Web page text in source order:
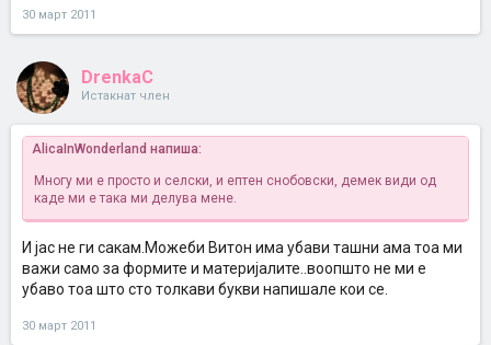
30 март 2011
DrenkaC
Истакнат член
AlicaInWonderland напиша:
Многу ми е просто и селски, и ептен снобовски, демек види од
каде ми етака ми делува мене.
И јас не ги сакам.Можеби Витон има убави ташни ама тоа ми
важи само за формите и материјалите..воопшто не ми е
убаво тоа што сто толкави букви напишале кои се.
30 март 2011